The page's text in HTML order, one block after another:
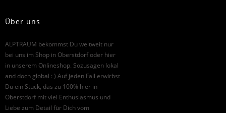
Über uns
ALPTRAUM bekommst Du weltweit nur
bei uns im Shop in Oberstdorf oder hier
in unserem Onlineshop. Sozusagen lokal
and doch global : ) Auf jeden Fall erwirbst
Du ein Stück, das zu 100% hier in
Oberstdorf mit viel Enthusiasmus und
Liebe zum Detail für Dich vom